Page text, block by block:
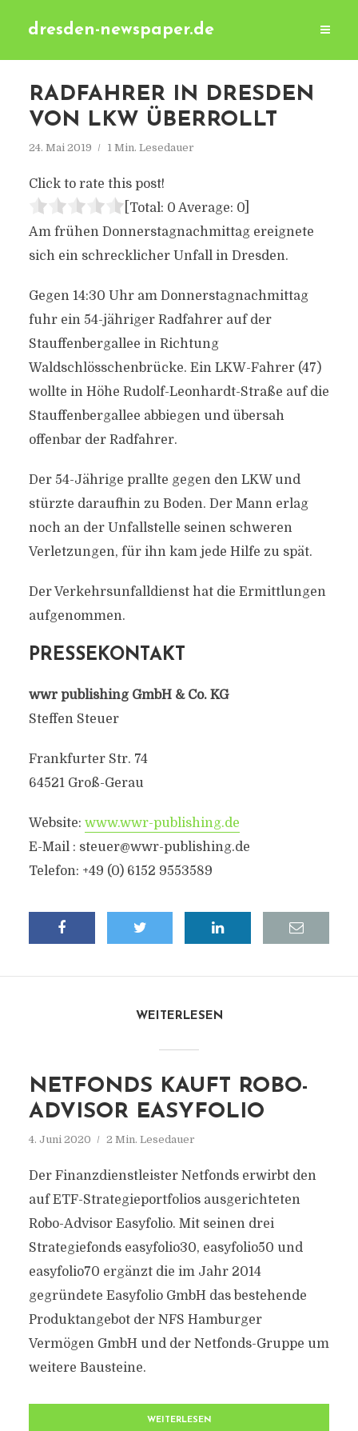
dresden-newspaper.de
RADFAHRER IN DRESDEN
VON LKW ÜBERROLLT
24. Mai 2019 1 Min. Lesedauer
Click to rate this post!
[Total: 0 Average: 0]
Am frühen Donnerstagnachmittag ereignete
sich ein schrecklicher Unfall in Dresden.
Gegen 14:30 Uhr am Donnerstagnachmittag
fuhr ein 54-jähriger Radfahrer auf der
Stauffenbergallee in Richtung
Waldschlösschenbrücke. Ein LKW-Fahrer (47)
wollte in Höhe Rudolf-Leonhardt-Straße auf die
Stauffenbergallee abbiegen und übersah
offenbar der Radfahrer.
Der 54-Jährige prallte gegen den LKW und
stürzte daraufhin zu Boden. Der Mann erlag
noch an der Unfallstelle seinen schweren
Verletzungen, für ihn kam jede Hilfe zu spät.
Der Verkehrsunfalldienst hat die Ermittlungen
aufgenommen.
PRESSEKONTAKT
wwr publishing GmbH & Co. KG
Steffen Steuer
Frankfurter Str. 74
64521 Groß-Gerau
Website: www.wwr-publishing.de
E-Mail : steuer@wwr-publishing.de
Telefon: +49 (0) 6152 9553589
WEITERLESEN
NETFONDS KAUFT ROBO-
ADVISOR EASYFOLIO
4. Juni 2020 2 Min. Lesedauer
Der Finanzdienstleister Netfonds erwirbt den
auf ETF-Strategieportfolios ausgerichteten
Robo-Advisor Easyfolio. Mit seinen drei
Strategiefonds easyfolio30, easyfolio50 und
easyfolio70 ergänzt die im Jahr 2014
gegründete Easyfolio GmbH das bestehende
Produktangebot der NFS Hamburger
Vermögen GmbH und der Netfonds-Gruppe um
weitere Bausteine.
WEITERLESEN